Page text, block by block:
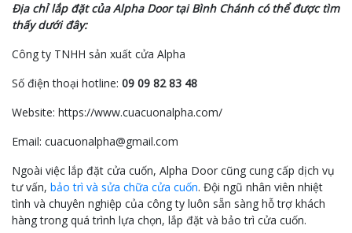
Địa chỉ lắp đặt của Alpha Door tại Bình Chánh có thể được tìm
thấy dưới đây:
Công ty TNHH sản xuất cửa Alpha
Số điện thoại hotline: 09 09 82 83 48
Website: https://www.cuacuonalpha.com/
Email: cuacuonalpha@gmail.com
Ngoài việc lắp đặt cửa cuốn, Alpha Door cũng cung cấp dịch vụ
tư vấn, bảo trì và sửa chữa cửa cuốn. Đội ngũ nhân viên nhiệt
tình và chuyên nghiệp của công ty luôn sẵn sàng hỗ trợ khách
hàng trong quá trình lựa chọn, lắp đặt và bảo trì cửa cuốn.